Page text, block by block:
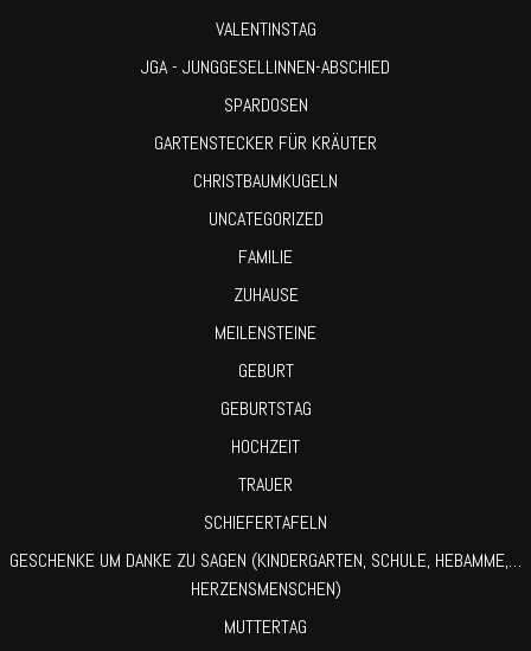
VALENTINSTAG
JGA - JUNGGESELLINNEN-ABSCHIED
SPARDOSEN
GARTENSTECKER FÜR KRÄUTER
CHRISTBAUMKUGELN
UNCATEGORIZED
FAMILIE
ZUHAUSE
MEILENSTEINE
GEBURT
GEBURTSTAG
HOCHZEIT
TRAUER
SCHIEFERTAFELN
GESCHENKE UM DANKE ZU SAGEN (KINDERGARTEN, SCHULE, HEBAMME,…
HERZENSMENSCHEN)
MUTTERTAG